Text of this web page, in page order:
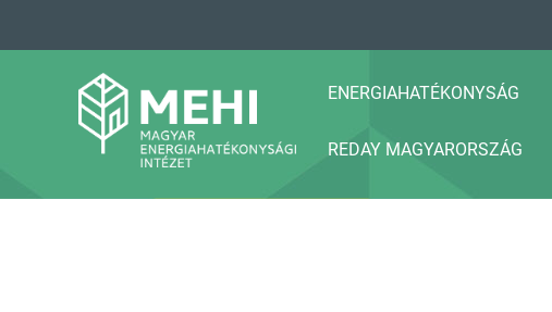
ENERGIAHATÉKONYSÁG
REDAY MAGYARORSZÁG